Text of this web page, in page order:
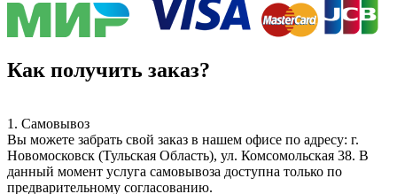
Как получить заказ?
1. Самовывоз
Вы можете забрать свой заказ в нашем офисе по адресу: г.
Новомосковск (Тульская Область), ул. Комсомольская 38. В
данный момент услуга самовывоза доступна только по
предварительному согласованию.